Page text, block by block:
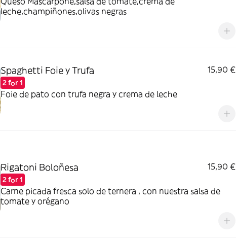
leche,champiñones,olivas negras
Spaghetti Foie y Trufa
2 for 1
15,90 €
Foie de pato con trufa negra y crema de leche
Rigatoni Boloñesa
2 for 1
15,90 €
Carne picada fresca solo de ternera , con nuestra salsa de
tomate y orégano